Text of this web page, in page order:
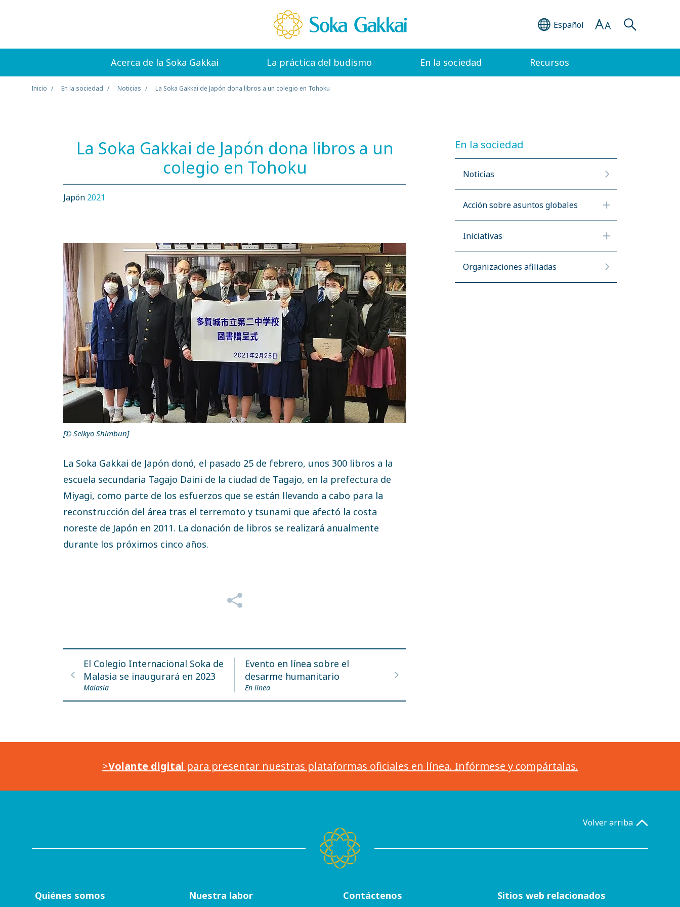
Español
Acerca de la Soka Gakkai La práctica del budismo En la sociedad Recursos
Inicio En la sociedad Noticias La Soka Gakkai de Japón dona libros a un colegio en Tohoku
La Soka Gakkai de Japón dona libros a un
colegio en Tohoku
Japón 2021
[© Seikyo Shimbun]
La Soka Gakkai de Japón donó, el pasado 25 de febrero, unos 300 libros a la
escuela secundaria Tagajo Daini de la ciudad de Tagajo, en la prefectura de
Miyagi, como parte de los esfuerzos que se están llevando a cabo para la
reconstrucción del área tras el terremoto y tsunami que afectó la costa
noreste de Japón en 2011. La donación de libros se realizará anualmente
durante los próximos cinco años.
El Colegio Internacional Soka de
Malasia se inaugurará en 2023
Malasia
Evento en línea sobre el
desarme humanitario
En línea
En la sociedad
Noticias
Acción sobre asuntos globales
Iniciativas
Organizaciones afiliadas
>Volante digital para presentar nuestras plataformas oficiales en línea. Infórmese y compártalas.
Volver arriba
Quiénes somos Nuestra labor Contáctenos Sitios web relacionados